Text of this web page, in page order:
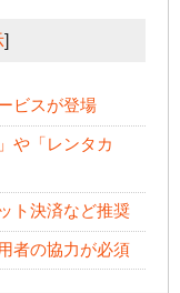
]
ビスが登場
や「レンタカ
ト決済など推奨
者の協力が必須